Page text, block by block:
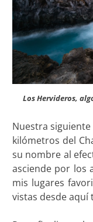
Los Hervideros,
Nuestra siguiente
kilómetros del
su nombre al
asciende por los
mis lugares
vistas desde aquí